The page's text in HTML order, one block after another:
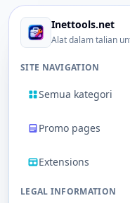
Inettools.net
Alat dalam talian
SITE NAVIGATION
Semua kategori
Promo pages
Extensions
LEGAL INFORMATION